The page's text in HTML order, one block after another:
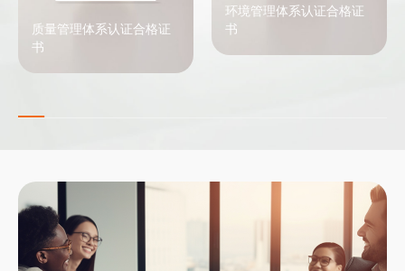
质量管理体系认证合格证
书
环境管理体系认证合格证
书